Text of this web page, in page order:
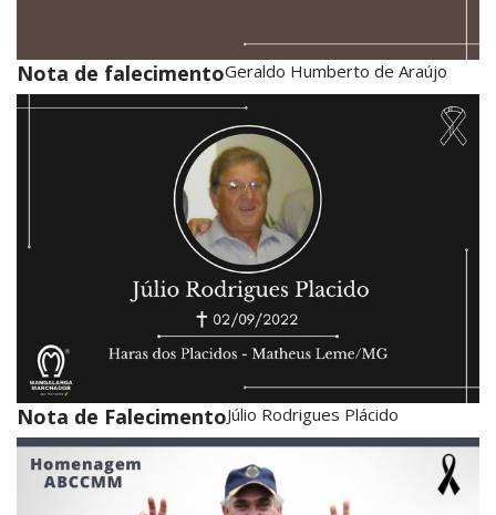
Nota de falecimentoGeraldo Humberto de Araújo
Nota de FalecimentoJúlio Rodrigues Plácido